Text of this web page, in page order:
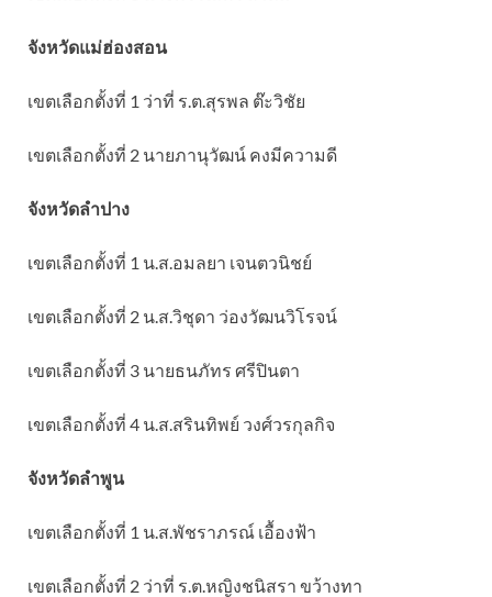
จังหวัดแม่ฮ่องสอน
เขตเลือกตั้งที่ 1 ว่าที่ ร.ต.สุรพล ต๊ะวิชัย
เขตเลือกตั้งที่ 2 นายภานุวัฒน์ คงมีความดี
จังหวัดลำปาง
เขตเลือกตั้งที่ 1 น.ส.อมลยา เจนตวนิชย์
เขตเลือกตั้งที่ 2 น.ส.วิชุดา ว่องวัฒนวิโรจน์
เขตเลือกตั้งที่ 3 นายธนภัทร ศรีปินตา
เขตเลือกตั้งที่ 4 น.ส.สรินทิพย์ วงศ์วรกุลกิจ
จังหวัดลำพูน
เขตเลือกตั้งที่ 1 น.ส.พัชราภรณ์ เอื้องฟ้า
เขตเลือกตั้งที่ 2 ว่าที่ ร.ต.หญิงชนิสรา ขว้างทา